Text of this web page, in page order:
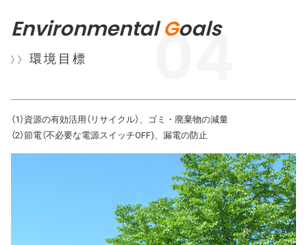
EnvironmentalGoals
環境目標 04
（1）資源の有効活用（リサイクル）、ゴミ・廃棄物の減量
（2）節電（不必要な電源スイッチOFF)、漏電の防止